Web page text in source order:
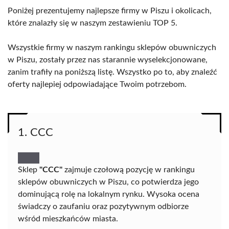
Poniżej prezentujemy najlepsze firmy w Piszu i okolicach,
które znalazły się w naszym zestawieniu TOP 5.
Wszystkie firmy w naszym rankingu sklepów obuwniczych
w Piszu, zostały przez nas starannie wyselekcjonowane,
zanim trafiły na poniższą listę. Wszystko po to, aby znaleźć
oferty najlepiej odpowiadające Twoim potrzebom.
1. CCC
Sklep "CCC" zajmuje czołową pozycję w rankingu
sklepów obuwniczych w Piszu, co potwierdza jego
dominującą rolę na lokalnym rynku. Wysoka ocena
świadczy o zaufaniu oraz pozytywnym odbiorze
wśród mieszkańców miasta.